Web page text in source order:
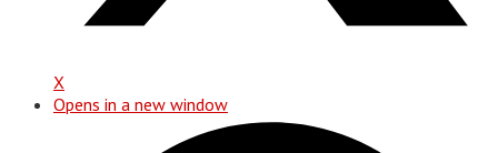
X
Opens in a new window